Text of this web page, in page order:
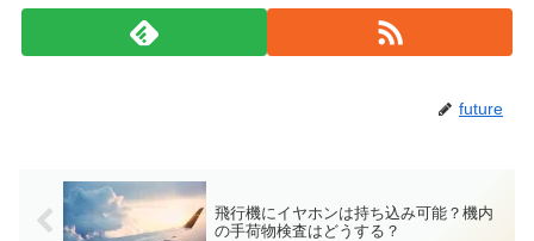
future
飛行機にイヤホンは持ち込み可能？機内
の手荷物検査はどうする？